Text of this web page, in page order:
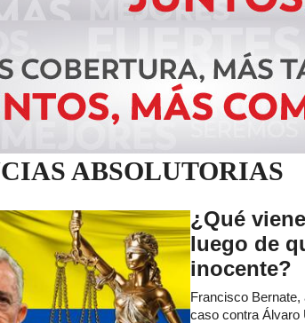
ABSOLUTORIAS
¿Qué
luego de
inocente?
Francisco Bernate,
caso contra Álvaro